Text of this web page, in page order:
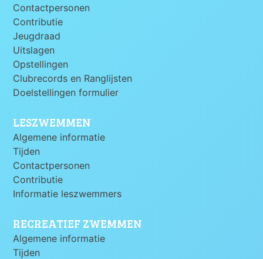
Contactpersonen
Contributie
Jeugdraad
Uitslagen
Opstellingen
Clubrecords en Ranglijsten
Doelstellingen formulier
LESZWEMMEN
Algemene informatie
Tijden
Contactpersonen
Contributie
Informatie leszwemmers
RECREATIEF ZWEMMEN
Algemene informatie
Tijden